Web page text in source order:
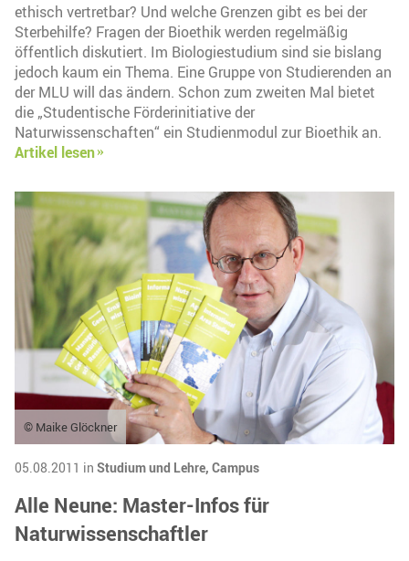
ethisch vertretbar? Und welche Grenzen gibt es bei der
Sterbehilfe? Fragen der Bioethik werden regelmäßig
öffentlich diskutiert. Im Biologiestudium sind sie bislang
jedoch kaum ein Thema. Eine Gruppe von Studierenden an
der MLU will das ändern. Schon zum zweiten Mal bietet
die „Studentische Förderinitiative der
Naturwissenschaften“ ein Studienmodul zur Bioethik an.
Artikel lesen
© Maike Glöckner
05.08.2011 in Studium und Lehre, Campus
Alle Neune: Master-Infos für
Naturwissenschaftler